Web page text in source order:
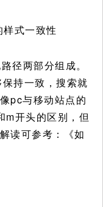
式一致性
径两部分组成。
持一致，搜索就
pc与移动站点的
开头的区别，但
读可参考：《如